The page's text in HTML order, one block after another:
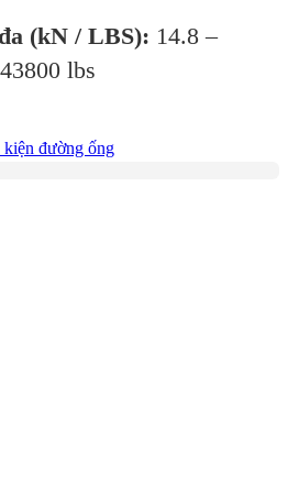
(kN / LBS): 14.8 –
lbs
đường ống